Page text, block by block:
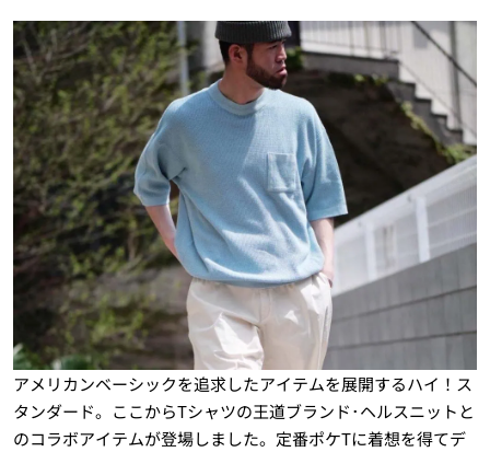
アメリカンベーシックを追求したアイテムを展開するハイ！ス
タンダード。ここからTシャツの王道ブランド･ヘルスニットと
のコラボアイテムが登場しました。定番ポケTに着想を得てデ